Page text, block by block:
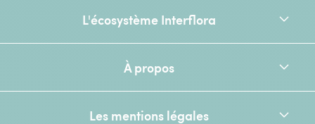
L'écosystème Interflora
À propos
Les mentions légales